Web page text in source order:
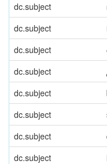
dc.subject
dc.subject
dc.subject
dc.subject
dc.subject
dc.subject
dc.subject
dc.subject